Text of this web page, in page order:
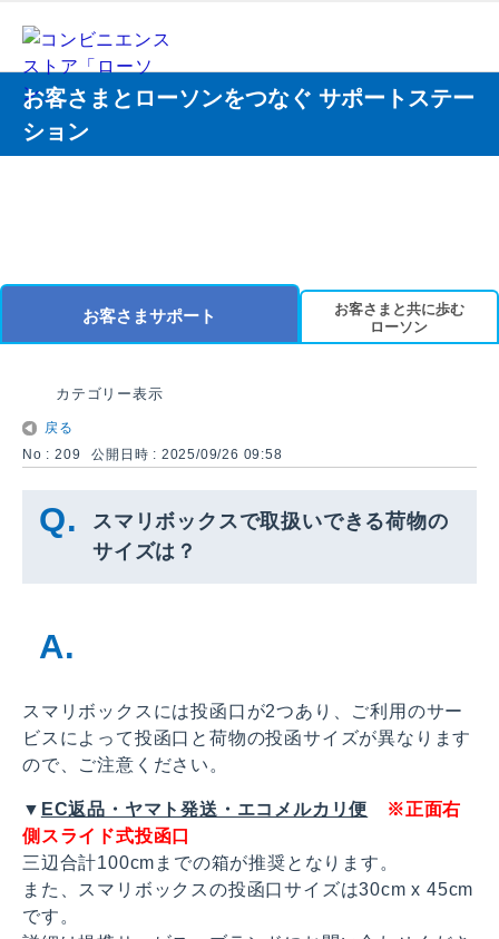
お客さまとローソンをつなぐ サポートステー
ション
お客さまサポート
お客さまと共に歩む
ローソン
カテゴリー表示
戻る
No : 209
公開日時 : 2025/09/26 09:58
スマリボックスで取扱いできる荷物の
サイズは？
スマリボックスには投函口が2つあり、ご利用のサー
ビスによって投函口と荷物の投函サイズが異なります
ので、ご注意ください。
▼ EC返品・ヤマト発送・エコメルカリ便
※正面右
側スライド式投函口
三辺合計100cmまでの箱が推奨となります。
また、スマリボックスの投函口サイズは30cm x 45cm
です。